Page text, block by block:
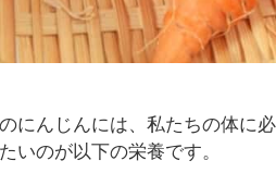
にんじんには、私たちの体に
いのが以下の栄養です。